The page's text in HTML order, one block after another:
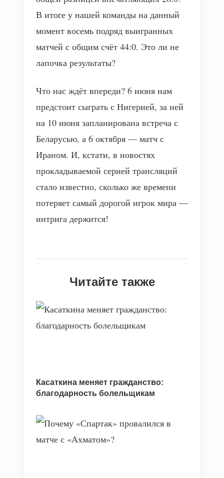
В итоге у нашей команды на данный
момент восемь подряд выигранных
матчей с общим счёт 44:0. Это ли не
лапочка результаты?
Что нас ждёт впереди? 6 июня нам
предстоит сыграть с Нигерией, за ней
на 10 июня запланирована встреча с
Беларусью, а 6 октября — матч с
Ираном. И, кстати, в новостях
прокладываемой серией трансляций
стало известно, сколько же времени
потеряет самый дорогой игрок мира —
интрига держится!
Читайте также
Касаткина меняет гражданство:
благодарность болельщикам